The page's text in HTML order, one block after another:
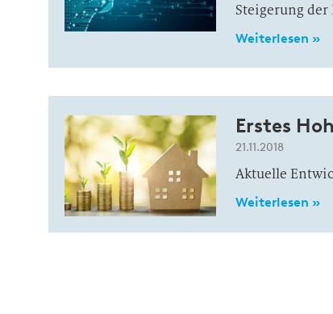
Steigerung
Weiterlesen »
Erstes
21.11.2018
Aktuelle
Weiterlesen »